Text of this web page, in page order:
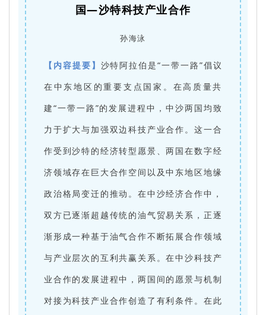
国—沙特科技产业合作
孙海泳
【内容提要】 沙特阿拉伯是“一带一路”倡议
在中东地区的重要支点国家。在高质量共
建“一带一路”的发展进程中，中沙两国均致
力于扩大与加强双边科技产业合作。这一合
作受到沙特的经济转型愿景、两国在数字经
济领域存在巨大合作空间以及中东地区地缘
政治格局变迁的推动。在中沙经济合作中，
双方已逐渐超越传统的油气贸易关系，正逐
渐形成一种基于油气合作不断拓展合作领域
与产业层次的互利共赢关系。在中沙科技产
业合作的发展进程中，两国间的愿景与机制
对接为科技产业合作创造了有利条件。在此